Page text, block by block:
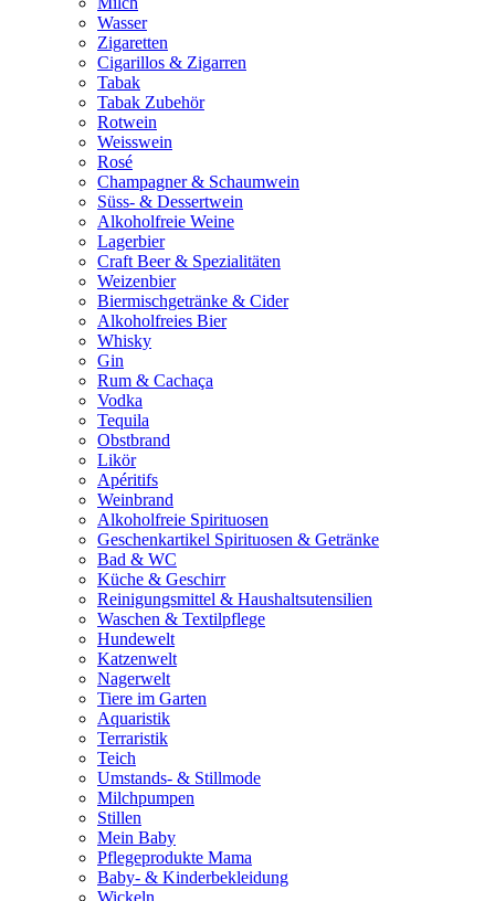
Wasser
Zigaretten
Cigarillos & Zigarren
Tabak
Tabak Zubehör
Rotwein
Weisswein
Rosé
Champagner & Schaumwein
Süss- & Dessertwein
Alkoholfreie Weine
Lagerbier
Craft Beer & Spezialitäten
Weizenbier
Biermischgetränke & Cider
Alkoholfreies Bier
Whisky
Gin
Rum & Cachaça
Vodka
Tequila
Obstbrand
Likör
Apéritifs
Weinbrand
Alkoholfreie Spirituosen
Geschenkartikel Spirituosen & Getränke
Bad & WC
Küche & Geschirr
Reinigungsmittel & Haushaltsutensilien
Waschen & Textilpflege
Hundewelt
Katzenwelt
Nagerwelt
Tiere im Garten
Aquaristik
Terraristik
Teich
Umstands- & Stillmode
Milchpumpen
Stillen
Mein Baby
Pflegeprodukte Mama
Baby- & Kinderbekleidung
Wickeln